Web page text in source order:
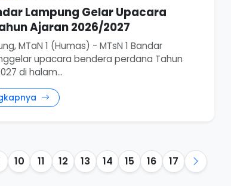
Lampung Gelar Upacara
Ajaran 2026/2027
MTaN 1 (Humas) - MTsN 1 Bandar
upacara bendera perdana Tahun
di halam...
10 11 12 13 14 15 16 17